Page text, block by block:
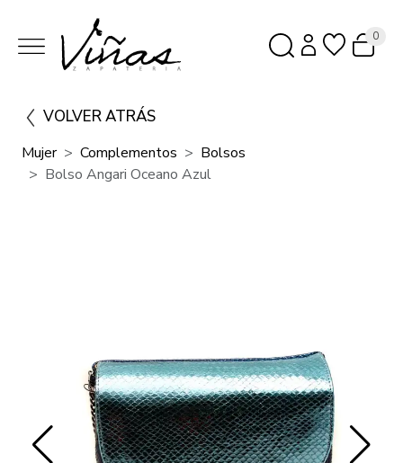
0
VOLVER ATRÁS
Mujer Complementos
Bolsos
Bolso Angari Oceano Azul